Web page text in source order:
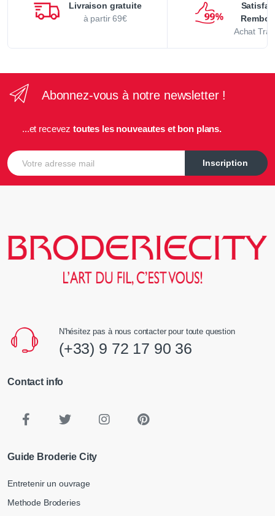
Livraison gratuite
à partir 69€
Achat
Abonnez-vous à notre newsletter !
...et recevez toutes les nouveautes et bon plans.
E-mail
Inscription
N'hésitez pas à nous contacter pour toute question
(+33) 9 72 17 90 36
Contact info
Guide Broderie City
Entretenir un ouvrage
Methode Broderies